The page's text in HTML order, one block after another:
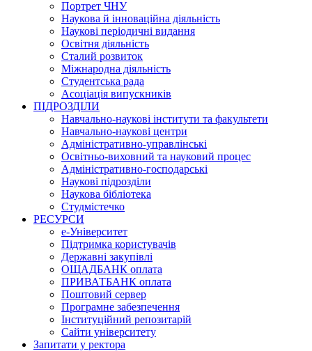
Портрет ЧНУ
Наукова й інноваційна діяльність
Наукові періодичні видання
Освітня діяльність
Сталий розвиток
Міжнародна діяльність
Студентська рада
Асоціація випускників
ПІДРОЗДІЛИ
Навчально-наукові інститути та факультети
Навчально-наукові центри
Адміністративно-управлінські
Освітньо-виховний та науковий процес
Адміністративно-господарські
Наукові підрозділи
Наукова бібліотека
Студмістечко
РЕСУРСИ
е-Університет
Підтримка користувачів
Державні закупівлі
ОЩАДБАНК оплата
ПРИВАТБАНК оплата
Поштовий сервер
Програмне забезпечення
Інституційний репозитарій
Сайти університету
Запитати у ректора